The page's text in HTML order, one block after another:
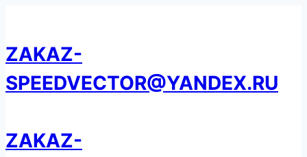
содержанию
ZAKAZ-
SPEEDVECTOR@YANDEX.RU
ZAKAZ-